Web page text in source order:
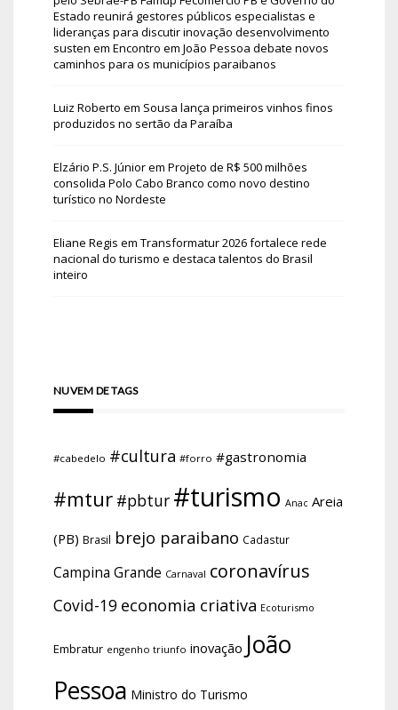
Estado reunirá gestores públicos especialistas e
lideranças para discutir inovação desenvolvimento
susten em Encontro em João Pessoa debate novos
caminhos para os municípios paraibanos
Luiz Roberto em Sousa lança primeiros vinhos finos
produzidos no sertão da Paraíba
Elzário P.S. Júniorem Projeto de R$ 500 milhões
consolida Polo Cabo Branco como novo destino
turístico no Nordeste
Eliane Regis em Transformatur 2026 fortalece rede
nacional do turismo e destaca talentos do Brasil
inteiro
NUVEM DE TAGS
#cabedelo #cultura #forro #gastronomia
#mtur #pbtur #turismo Anac Areia
(PB) Brasil brejo paraibano Cadastur
Campina Grande Carnaval coronavírus
Covid-19 economia criativa Ecoturismo
Embratur engenho triunfo inovação João
Pessoa Ministro do Turismo